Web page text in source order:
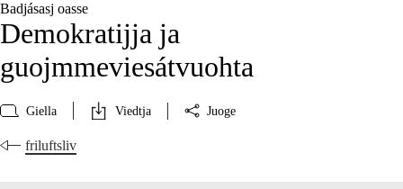
Badjásasj oasse
Demokratijja ja
guojmmeviesátvuohta
Giella Viedtja Juoge
friluftsliv